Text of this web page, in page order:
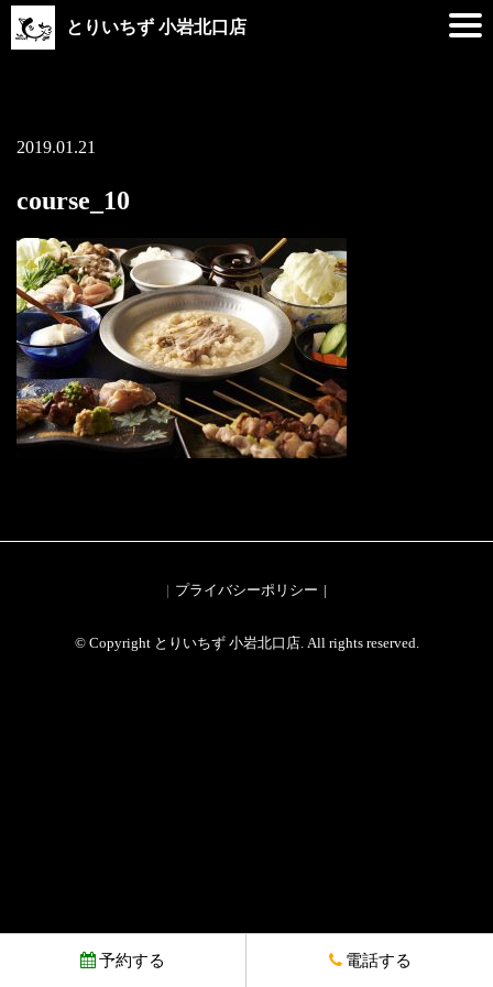
とりいちず 小岩北口店
2019.01.21
course_10
プライバシーポリシー
© Copyright とりいちず 小岩北口店. All rights reserved.
予約する 電話する